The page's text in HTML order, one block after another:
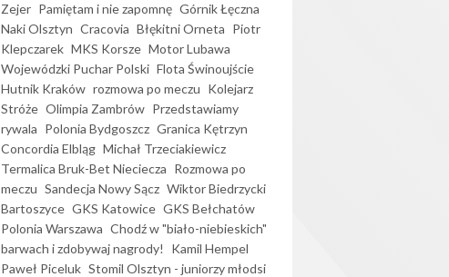
Zejer Pamiętam i nie zapomnę Górnik Łęczna
Naki Olsztyn Cracovia Błękitni Orneta Piotr
Klepczarek MKS Korsze Motor Lubawa
Wojewódzki Puchar Polski Flota Świnoujście
Hutnik Kraków rozmowa po meczu Kolejarz
Stróże Olimpia Zambrów Przedstawiamy
rywala Polonia Bydgoszcz Granica Kętrzyn
Concordia Elbląg Michał Trzeciakiewicz
Termalica Bruk-Bet Nieciecza Rozmowa po
meczu Sandecja Nowy Sącz Wiktor Biedrzycki
Bartoszyce GKS Katowice GKS Bełchatów
Polonia Warszawa Chodź w "biało-niebieskich"
barwach i zdobywaj nagrody!
Kamil Hempel
Paweł Piceluk Stomil Olsztyn - juniorzy młodsi